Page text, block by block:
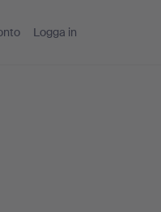
Logga in